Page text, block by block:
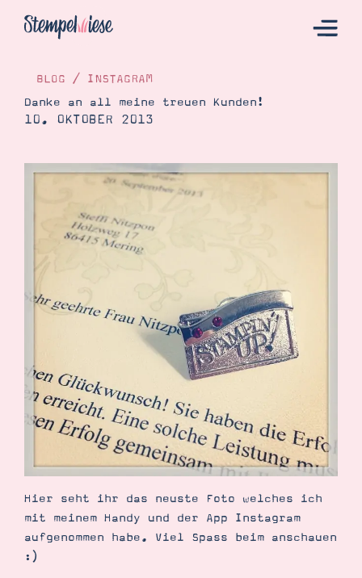
Katalog
Bestellen
Kontakt
Demonstrator werden
Blog
Gutscheine
Produkte erklärt
Über mich
Über Stampin’ Up!
BLOG / INSTAGRAM
Danke an all meine treuen Kunden!
10. OKTOBER 2013
Hier seht ihr das neuste Foto welches ich
mit meinem Handy und der App Instagram
aufgenommen habe. Viel Spass beim anschauen
:)